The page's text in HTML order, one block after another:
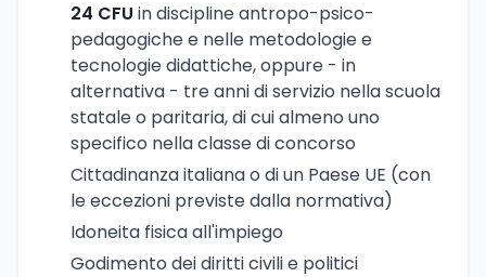
24 CFU in discipline antropo-psico-
pedagogiche e nelle metodologie e
tecnologie didattiche, oppure - in
alternativa - tre anni di servizio nella scuola
statale o paritaria, di cui almeno uno
specifico nella classe di concorso
Cittadinanza italiana o di un Paese UE (con
le eccezioni previste dalla normativa)
Idoneita fisica all'impiego
Godimento dei diritti civili e politici